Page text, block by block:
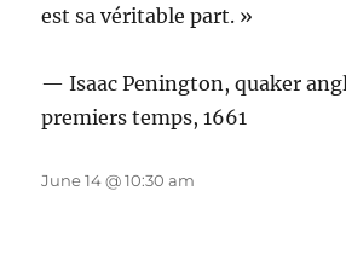
est sa véritable part. »
— Isaac Penington, quaker
premiers temps, 1661
June 14 @ 10:30 am